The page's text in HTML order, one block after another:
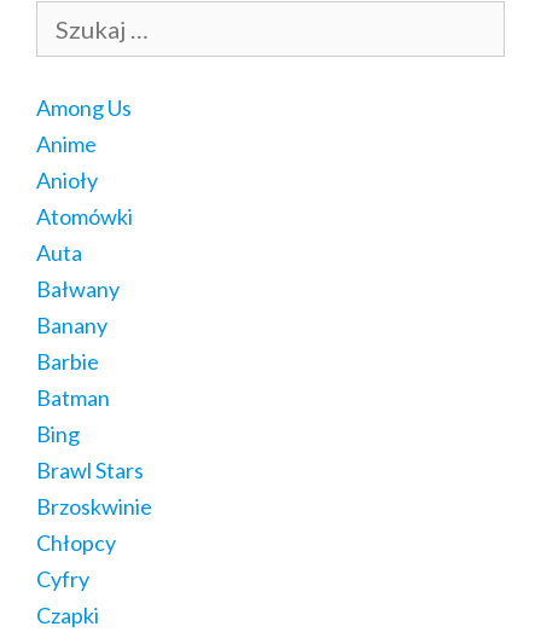
Among Us
Anime
Anioły
Atomówki
Auta
Bałwany
Banany
Barbie
Batman
Bing
Brawl Stars
Brzoskwinie
Chłopcy
Cyfry
Czapki